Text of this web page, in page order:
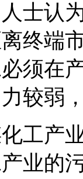
士认
终端
须在
较弱
工产
业的